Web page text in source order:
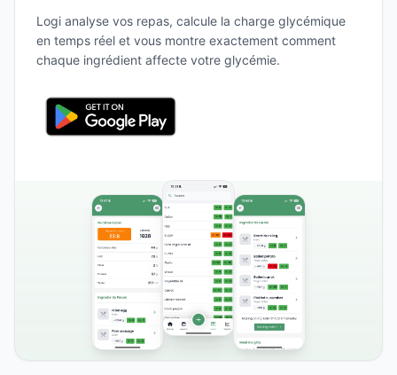
Logi analyse vos repas, calcule la charge glycémique
en temps réel et vous montre exactement comment
chaque ingrédient affecte votre glycémie.